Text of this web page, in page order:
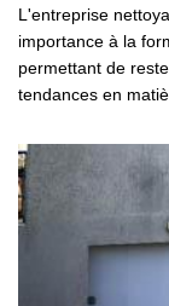
L'entreprise
importance à la
permettant de
tendances en